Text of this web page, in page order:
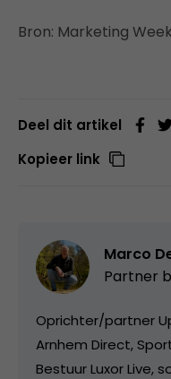
Bron: Marketing Week
Deel dit artikel
Kopieer link
Marco
Partner
Oprichter/partner
Arnhem Direct,
Bestuur Luxor Live,